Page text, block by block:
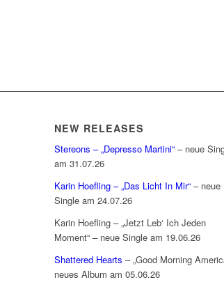
NEW RELEASES
Stereons – „Depresso Martini“ – neue
am 31.07.26
Karin Hoefling – „Das Licht In Mir“ – neue
Single am 24.07.26
Karin Hoefling – „Jetzt Leb‘ Ich Jeden
Moment“ – neue Single am 19.06.26
Shattered Hearts – „Good Morning
neues Album am 05.06.26